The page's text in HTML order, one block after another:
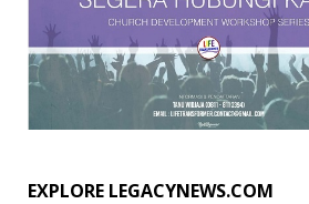
EXPLORE LEGACYNEWS.COM